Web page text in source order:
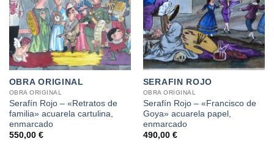
OBRA ORIGINAL
OBRA ORIGINAL
Serafín Rojo – «Retratos de
familia» acuarela cartulina,
enmarcado
550,00 €
SERAFIN ROJO
OBRA ORIGINAL
Serafín Rojo – «Francisco de
Goya» acuarela papel,
enmarcado
490,00 €